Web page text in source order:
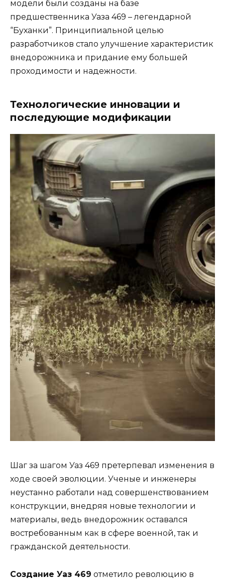
модели были созданы на базе
предшественника Уаза 469 – легендарной
“Буханки”. Принципиальной целью
разработчиков стало улучшение характеристик
внедорожника и придание ему большей
проходимости и надежности.
Технологические инновации и
последующие модификации
Шаг за шагом Уаз 469 претерпевал изменения в
ходе своей эволюции. Ученые и инженеры
неустанно работали над совершенствованием
конструкции, внедряя новые технологии и
материалы, ведь внедорожник оставался
востребованным как в сфере военной, так и
гражданской деятельности.
Создание Уаз 469 отметило революцию в